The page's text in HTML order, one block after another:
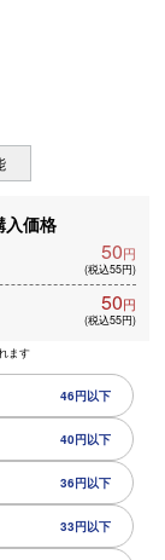
入価格
50円
(税込55円)
50円
(税込55円)
ます
46円以下
40円以下
36円以下
33円以下